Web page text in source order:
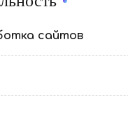
сайтов